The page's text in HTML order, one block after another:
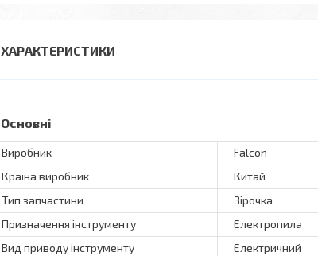
ХАРАКТЕРИСТИКИ
Основні
Виробник
Falcon
Країна виробник
Китай
Тип запчастини
Зірочка
Призначення інструменту
Електропила
Вид приводу інструменту
Електричний